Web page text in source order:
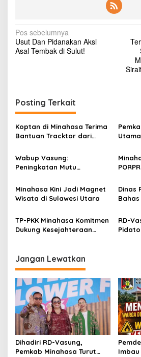
N
a
a
s
i
o
Pos sebelumnya
Usut Dan Pidanakan Aksi
Asal Tembak di Sulut!
Posting Terkait
Koptan di Minahasa Terima
Bantuan Tracktor dari
Ketahanan Pangan
Wabup Vasung:
Peningkatan Mutu
Minahasa Kini Jadi Magnet
Wisata di Sulawesi Utara
Dinas
Bahas
TP-PKK Minahasa Komitmen
Dukung Kesejahteraan
RD-
Jangan Lewatkan
Dihadiri RD-Vasung,
Pemkab Minahasa Turut